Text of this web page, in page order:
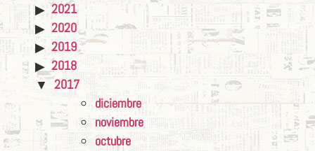
2021
2020
2019
2018
2017
diciembre
noviembre
octubre